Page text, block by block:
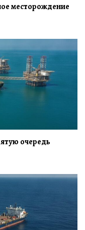
месторождение
очередь